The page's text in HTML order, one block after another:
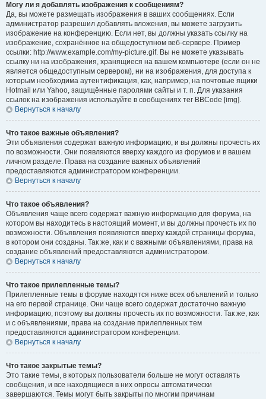
Могу ли я добавлять изображения к сообщениям?
Да, вы можете размещать изображения в ваших сообщениях. Если
администратор разрешил добавлять вложения, вы можете загрузить
изображение на конференцию. Если нет, вы должны указать ссылку на
изображение, сохранённое на общедоступном веб-сервере. Пример
ссылки: http://www.example.com/my-picture.gif. Вы не можете указывать
ссылку ни на изображения, хранящиеся на вашем компьютере (если он не
является общедоступным сервером), ни на изображения, для доступа к
которым необходима аутентификация, как, например, на почтовые ящики
Hotmail или Yahoo, защищённые паролями сайты и т. п. Для указания
ссылок на изображения используйте в сообщениях тег BBCode [img].
Вернуться к началу
Что такое важные объявления?
Эти объявления содержат важную информацию, и вы должны прочесть их
по возможности. Они появляются вверху каждого из форумов и в вашем
личном разделе. Права на создание важных объявлений
предоставляются администратором конференции.
Вернуться к началу
Что такое объявления?
Объявления чаще всего содержат важную информацию для форума, на
котором вы находитесь в настоящий момент, и вы должны прочесть их по
возможности. Объявления появляются вверху каждой страницы форума,
в котором они созданы. Так же, как и с важными объявлениями, права на
создание объявлений предоставляются администратором.
Вернуться к началу
Что такое прилепленные темы?
Прилепленные темы в форуме находятся ниже всех объявлений и только
на его первой странице. Они чаще всего содержат достаточно важную
информацию, поэтому вы должны прочесть их по возможности. Так же, как
и с объявлениями, права на создание прилепленных тем
предоставляются администратором конференции.
Вернуться к началу
Что такое закрытые темы?
Это такие темы, в которых пользователи больше не могут оставлять
сообщения, и все находящиеся в них опросы автоматически
завершаются. Темы могут быть закрыты по многим причинам